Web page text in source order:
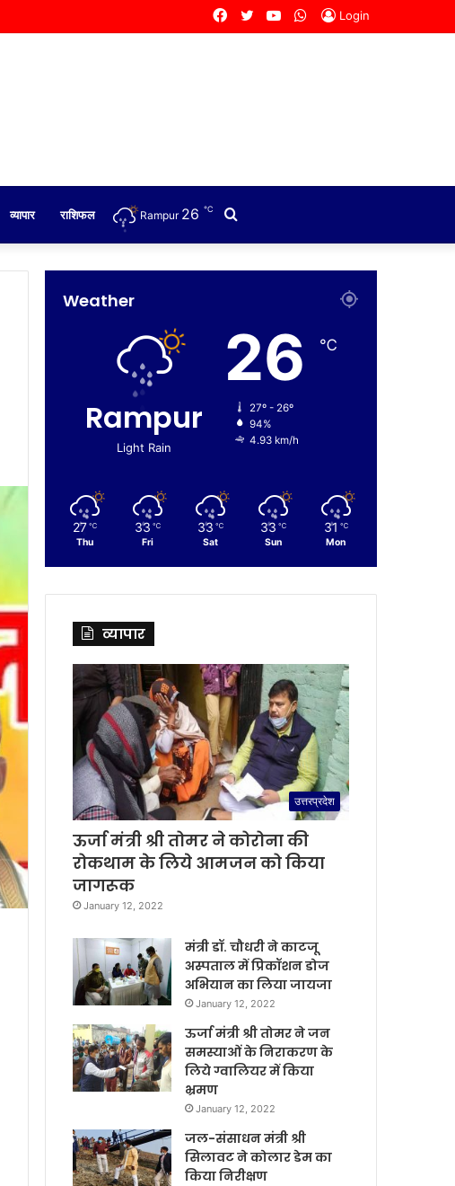
Login
WhatsApp
YouTube
Twitter
Facebook
व्यापार राशिफल
for
Rampur 26 ℃
Weather
Rampur
Light Rain
26 ℃
27º - 26º
94%
4.93 km/h
27 ℃
Thu
33 ℃
Fri
33 ℃
Sat
33 ℃
Sun
31 ℃
Mon
व्यापार
उत्तरप्रदेश
ऊर्जा मंत्री श्री तोमर ने कोरोना की
रोकथाम के लिये आमजन को किया
जागरूक
January 12, 2022
मंत्री डॉ. चौधरी ने काटजू
अस्पताल में प्रिकॉशन डोज
अभियान का लिया जायजा
January 12, 2022
ऊर्जा मंत्री श्री तोमर ने जन
समस्याओं के निराकरण के
लिये ग्वालियर में किया
भ्रमण
January 12, 2022
जल-संसाधन मंत्री श्री
सिलावट ने कोलार डेम का
किया निरीक्षण